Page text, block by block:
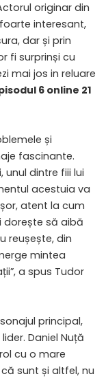
originar din
interesant,
dar și prin
fi surprinși cu
mai jos in reluare
6 online 21
și
fascinante.
unul dintre fiii lui
acestuia va
atent la cum
dorește să aibă
reușește, din
mintea
a spus Tudor
principal,
Daniel Nuță
cu o mare
sunt și altfel, nu